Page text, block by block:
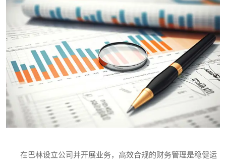
在巴林设立公司并开展业务，高效合规的财务管理是稳健运